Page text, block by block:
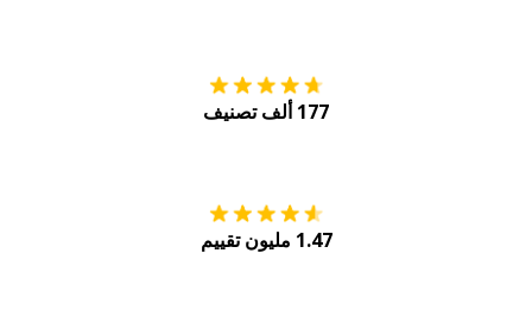
177 ألف تصنيف
1.47 مليون تقييم